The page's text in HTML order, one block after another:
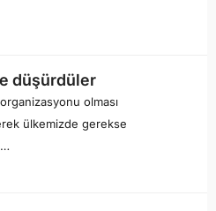
düşürdüler
olması
ülkemizde gerekse